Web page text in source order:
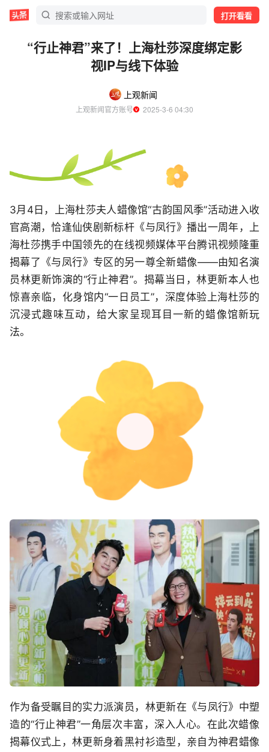
打开看看
“行止神君”来了！上海杜莎深度绑定影
视IP与线下体验
上观新闻
上观新闻官方账号
  2025-3-6 04:30
3月4日，上海杜莎夫人蜡像馆“古韵国风季”活动进入收
官高潮，恰逢仙侠剧新标杆《与凤行》播出一周年，上
海杜莎携手中国领先的在线视频媒体平台腾讯视频隆重
揭幕了《与凤行》专区的另一尊全新蜡像——由知名演
员林更新饰演的“行止神君”。揭幕当日，林更新本人也
惊喜亲临，化身馆内“一日员工”，深度体验上海杜莎的
沉浸式趣味互动，给大家呈现耳目一新的蜡像馆新玩
法。
作为备受瞩目的实力派演员，林更新在《与凤行》中塑
造的“行止神君”一角层次丰富，深入人心。在此次蜡像
揭幕仪式上，林更新身着黑衬衫造型，亲自为神君蜡像